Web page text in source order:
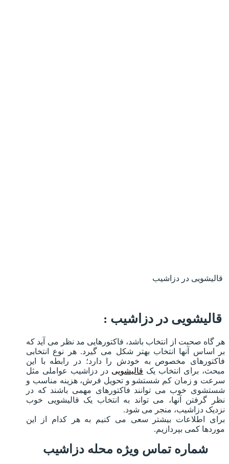
قالیشویی در دزاشیب
قالیشویی در دزاشیب :
هر گاه صحبت از انتخاب باشد، فاکتورهایی مد نظر می آید که
بر اساس آنها انتخاب بهتر شکل می گیرد. هر نوع انتخابی
فاکتورهای مخصوص به خودش را دارد؛ در رابطه با این
مبحث، برای انتخاب یک قالیشویی در دزاشیب عواملی مثل
سرعت و زمان کم شستشو و تحویل فرش، هزینه مناسب و
شستشوی خوب می توانند فاکتورهای مهمی باشند که در
نظر گرفتن آنها، می تواند به انتخاب یک قالیشویی خوب
نزدیک دزاشیب، منجر می شود.
برای اطلاعات بیشتر سعی می کنیم به هر کدام از این
موردها کمی بپردازیم.
شماره تماس ویژه محله دزاشیب